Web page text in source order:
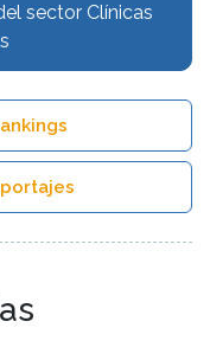
sector Clínicas